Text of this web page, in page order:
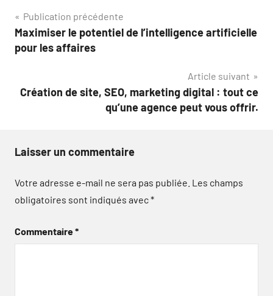
Navigation
de
Publication précédente
Maximiser le potentiel de l’intelligence artificielle
pour les affaires
Article suivant
Création de site, SEO, marketing digital : tout ce
qu’une agence peut vous offrir.
Laisser un commentaire
Votre adresse e-mail ne sera pas publiée. Les champs
obligatoires sont indiqués avec*
Commentaire*